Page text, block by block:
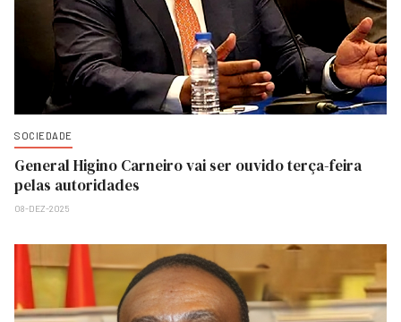
SOCIEDADE
General Higino Carneiro vai ser ouvido terça-feira
pelas autoridades
08-DEZ-2025